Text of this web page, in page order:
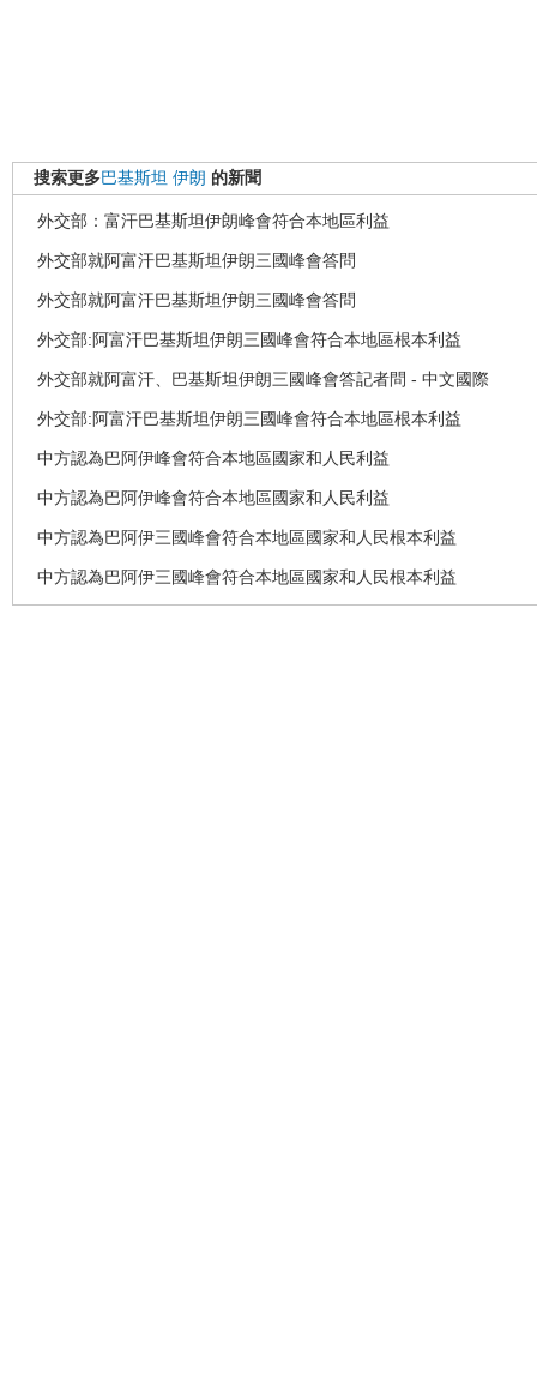
搜索更多巴基斯坦 伊朗 的新聞
外交部：富汗巴基斯坦伊朗峰會符合本地區利益
外交部就阿富汗巴基斯坦伊朗三國峰會答問
外交部就阿富汗巴基斯坦伊朗三國峰會答問
外交部:阿富汗巴基斯坦伊朗三國峰會符合本地區根本利益
外交部就阿富汗、巴基斯坦伊朗三國峰會答記者問 - 中文國際
外交部:阿富汗巴基斯坦伊朗三國峰會符合本地區根本利益
中方認為巴阿伊峰會符合本地區國家和人民利益
中方認為巴阿伊峰會符合本地區國家和人民利益
中方認為巴阿伊三國峰會符合本地區國家和人民根本利益
中方認為巴阿伊三國峰會符合本地區國家和人民根本利益